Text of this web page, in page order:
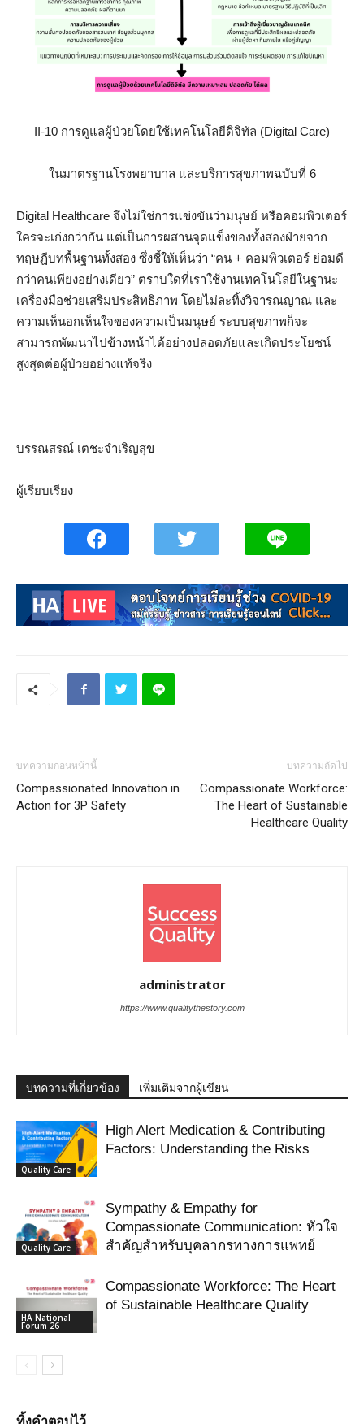
II-10 การดูแลผู้ป่วยโดยใช้เทคโนโลยีดิจิทัล (Digital Care)
ในมาตรฐานโรงพยาบาล และบริการสุขภาพฉบับที่ 6
Digital Healthcare จึงไม่ใช่การแข่งขันว่ามนุษย์ หรือคอมพิวเตอร์
ใครจะเก่งกว่ากัน แต่เป็นการผสานจุดแข็งของทั้งสองฝ่ายจาก
ทฤษฎีบทพื้นฐานทั้งสอง ซึ่งชี้ให้เห็นว่า “คน + คอมพิวเตอร์ ย่อมดี
กว่าคนเพียงอย่างเดียว” ตราบใดที่เราใช้งานเทคโนโลยีในฐานะ
เครื่องมือช่วยเสริมประสิทธิภาพ โดยไม่ละทิ้งวิจารณญาณ และ
ความเห็นอกเห็นใจของความเป็นมนุษย์ ระบบสุขภาพก็จะ
สามารถพัฒนาไปข้างหน้าได้อย่างปลอดภัยและเกิดประโยชน์
สูงสุดต่อผู้ป่วยอย่างแท้จริง
บรรณสรณ์ เตชะจำเริญสุข
ผู้เรียบเรียง
บทความก่อนหน้านี้
Compassionated Innovation in
Action for 3P Safety
บทความถัดไป
Compassionate Workforce:
The Heart of Sustainable
Healthcare Quality
administrator
https://www.qualitythestory.com
บทความที่เกี่ยวข้อง เพิ่มเติมจากผู้เขียน
Quality Care
High Alert Medication & Contributing
Factors: Understanding the Risks
Quality Care
Sympathy & Empathy for
Compassionate Communication: หัวใจ
สำคัญสำหรับบุคลากรทางการแพทย์
HA National
Forum 26
Compassionate Workforce: The Heart
of Sustainable Healthcare Quality